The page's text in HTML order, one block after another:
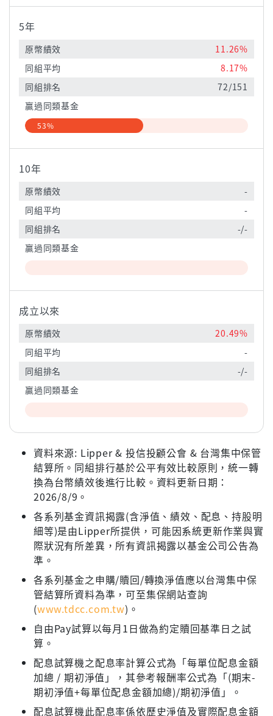
5年
原幣績效
11.26%
同組平均
8.17%
同組排名
72/151
贏過同類基金
53%
10年
原幣績效
-
同組平均
-
同組排名
-/-
贏過同類基金
成立以來
原幣績效
20.49%
同組平均
-
同組排名
-/-
贏過同類基金
資料來源: Lipper & 投信投顧公會 & 台灣集中保管
結算所。同組排行基於公平有效比較原則，統一轉
換為台幣績效後進行比較。資料更新日期：
2026/8/9。
各系列基金資訊揭露(含淨值、績效、配息、持股明
細等)是由Lipper所提供，可能因系統更新作業與實
際狀況有所差異，所有資訊揭露以基金公司公告為
準。
各系列基金之申購/贖回/轉換淨值應以台灣集中保
管結算所資料為準，可至集保網站查詢
(www.tdcc.com.tw)。
自由Pay試算以每月1日做為約定贖回基準日之試
算。
配息試算機之配息率計算公式為「每單位配息金額
加總 / 期初淨值」，其參考報酬率公式為「(期末-
期初淨值+每單位配息金額加總)/期初淨值」。
配息試算機此配息率係依歷史淨值及實際配息金額